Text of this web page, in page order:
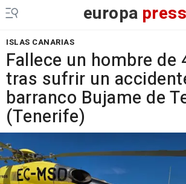
europa press
ISLAS CANARIAS
Fallece un hombre de
tras sufrir un
barranco Bujame de
(Tenerife)